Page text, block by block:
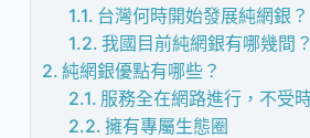
台灣何時開始發展純網銀？
我國目前純網銀有哪幾間？
純網銀優點有哪些？
服務全在網路進行，不受
擁有專屬生態圈